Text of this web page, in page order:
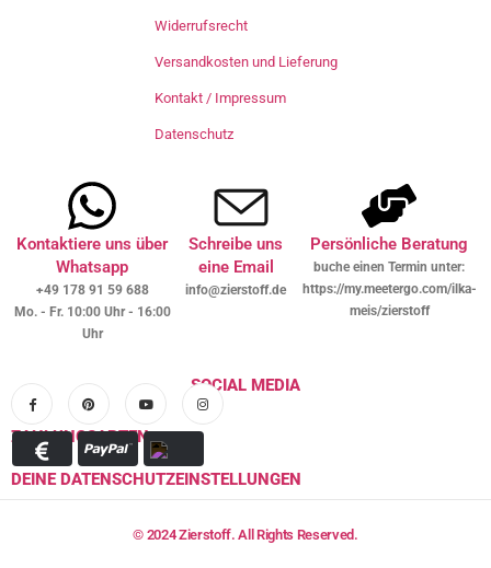
Widerrufsrecht
Versandkosten und Lieferung
Kontakt / Impressum
Datenschutz
Kontaktiere uns über
Whatsapp
+49 178 91 59 688
Mo. - Fr. 10:00 Uhr - 16:00
Uhr
Schreibe uns
eine Email
info@zierstoff.de
Persönliche Beratung
buche einen Termin unter:
https://my.meetergo.com/ilka-
meis/zierstoff
SOCIAL MEDIA
ZAHLUNGSARTEN
DEINE DATENSCHUTZEINSTELLUNGEN
© 2024 Zierstoff. All Rights Reserved.